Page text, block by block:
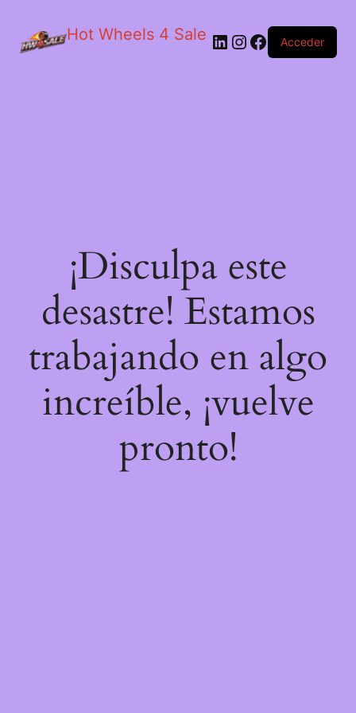
Hot Wheels 4 Sale LinkedIn
Instagram
Facebook
Acceder
¡Disculpa este
desastre! Estamos
trabajando en algo
increíble, ¡vuelve
pronto!